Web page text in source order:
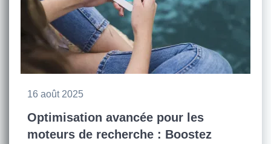
16 août 2025
Optimisation avancée pour les
moteurs de recherche : Boostez